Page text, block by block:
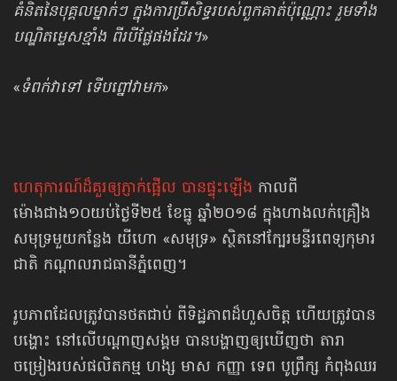
គំនិតនៃបុគ្គលម្នាក់ៗ ក្នុងការប្រីសិទ្ធរបស់ពួកគាត់ប៉ុណ្ណោះ រួមទាំង
បណ្ឌិតម្ទេសខ្មាំង ពីរបីផ្លែផងដែរ។»
«ទំពក់វាទៅ ទើបព្នៅវាមក»
ហេតុការណ៍ដ៏គួរឲ្យភ្ញាក់ផ្អើល បានផ្ទុះឡើង កាលពី
ម៉ោងជាង១០យប់ថ្ងៃទី២៥ ខែធ្នូ ឆ្នាំ​២០១៨​ ក្នុងហាង​លក់គ្រឿង
សមុទ្រមួយកន្លែង យីហោ «សមុទ្រ» ស្ថិតនៅក្បែរមន្ទីរពេទ្យកុមារ
ជាតិ កណ្ដាលរាជធានីភ្នំពេញ។
រូបភាពដែលត្រូវបានថតជាប់ ពីទិដ្ឋភាពដ៏ហួសចិត្ត ហើយត្រូវបាន
បង្ហោះ នៅលើបណ្ដាញសង្គម បានបង្ហាញឲ្យឃើញថា តារា
ចម្រៀងរបស់ផលិតកម្ម ហង្ស មាស កញ្ញា ទេព បូព្រឹក្ស កំពុងឈរ